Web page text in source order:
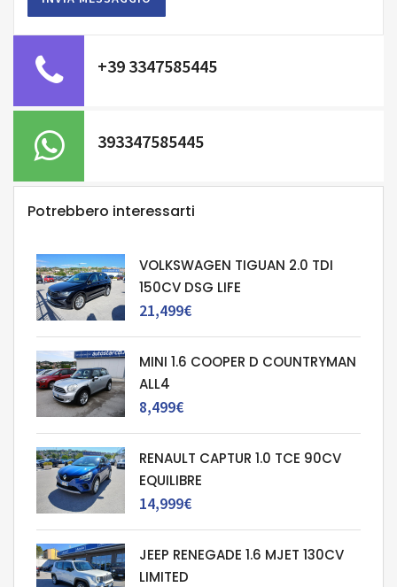
+39 3347585445
393347585445
Potrebbero interessarti
VOLKSWAGEN TIGUAN 2.0 TDI
150CV DSG LIFE
21,499€
MINI 1.6 COOPER D COUNTRYMAN
ALL4
8,499€
RENAULT CAPTUR 1.0 TCE 90CV
EQUILIBRE
14,999€
JEEP RENEGADE 1.6 MJET 130CV
LIMITED